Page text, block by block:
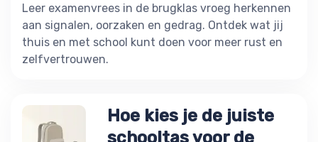
Leer examenvrees in de brugklas vroeg herkennen
aan signalen, oorzaken en gedrag. Ontdek wat jij
thuis en met school kunt doen voor meer rust en
zelfvertrouwen.
Hoe kies je de juiste
schooltas voor de